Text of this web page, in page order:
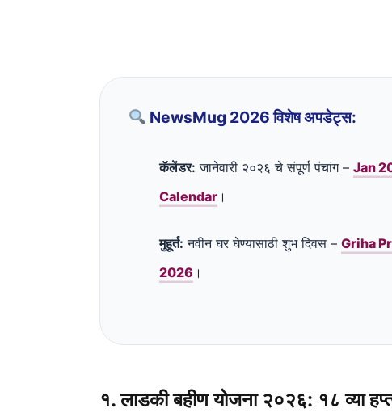
NewsMug 2026 विशेष अपडेट्स:
कॅलेंडर: जानेवारी २०२६ चे संपूर्ण पंचांग –Jan
Calendar ।
मुहूर्त: नवीन घर घेण्यासाठी शुभ दिवस –Griha
2026 ।
१. लाडकी बहीण योजना २०२६: १८ व्या